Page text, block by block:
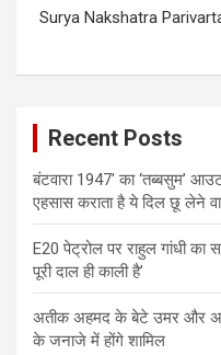
Surya Nakshatra
Recent Posts
बंटवारा 1947′ का ‘तब्बसुम’
एहसास कराता है ये दिल छू लेने
E20 पेट्रोल पर राहुल गांधी का
पूरी दाल ही काली है’
अतीक अहमद के बेटे उमर और
के जनाजे में होंगे शामिल